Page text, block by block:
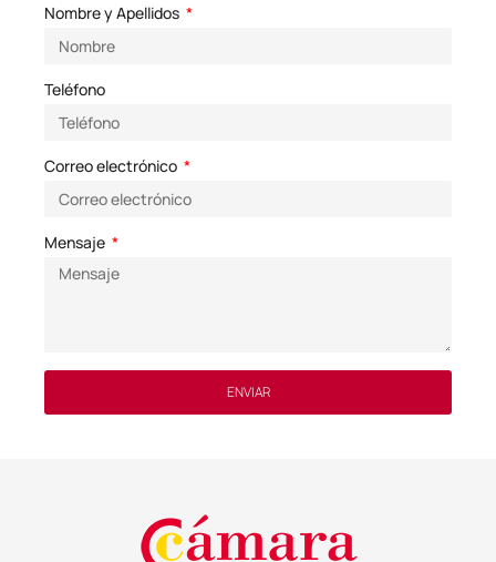
Nombre y Apellidos
Teléfono
Correo electrónico
Mensaje
ENVIAR